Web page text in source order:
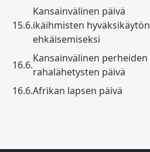
15.6.
Kansainvälinen päivä
ikäihmisten hyväksikäytön
ehkäisemiseksi
16.6.
Kansainvälinen perheiden
rahalähetysten päivä
16.6.Afrikan lapsen päivä